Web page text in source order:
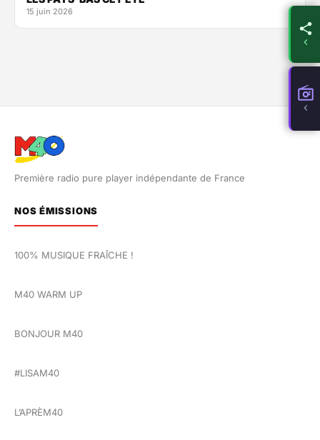
15 juin 2026
Première radio pure player indépendante de France
NOS ÉMISSIONS
100% MUSIQUE FRAÎCHE !
M40 WARM UP
BONJOUR M40
#LISAM40
L’APRÈM40